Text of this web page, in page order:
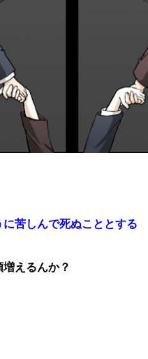
苦しんで死ぬこととする
えるんか？